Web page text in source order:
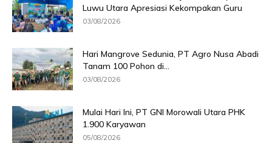
Luwu Utara Apresiasi Kekompakan Guru
03/08/2026
Hari Mangrove Sedunia, PT Agro Nusa Abadi
Tanam 100 Pohon di...
03/08/2026
Mulai Hari Ini, PT GNI Morowali Utara PHK
1.900 Karyawan
05/08/2026